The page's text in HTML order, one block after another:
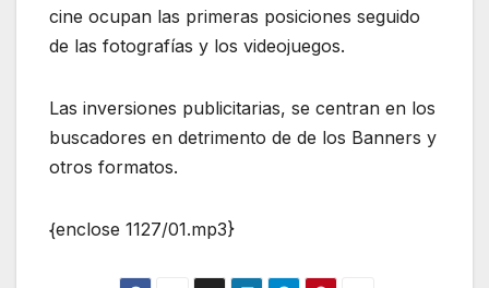
cine ocupan las primeras posiciones seguido
de las fotografías y los videojuegos.
Las inversiones publicitarias, se centran en los
buscadores en detrimento de de los Banners y
otros formatos.
{enclose 1127/01.mp3}